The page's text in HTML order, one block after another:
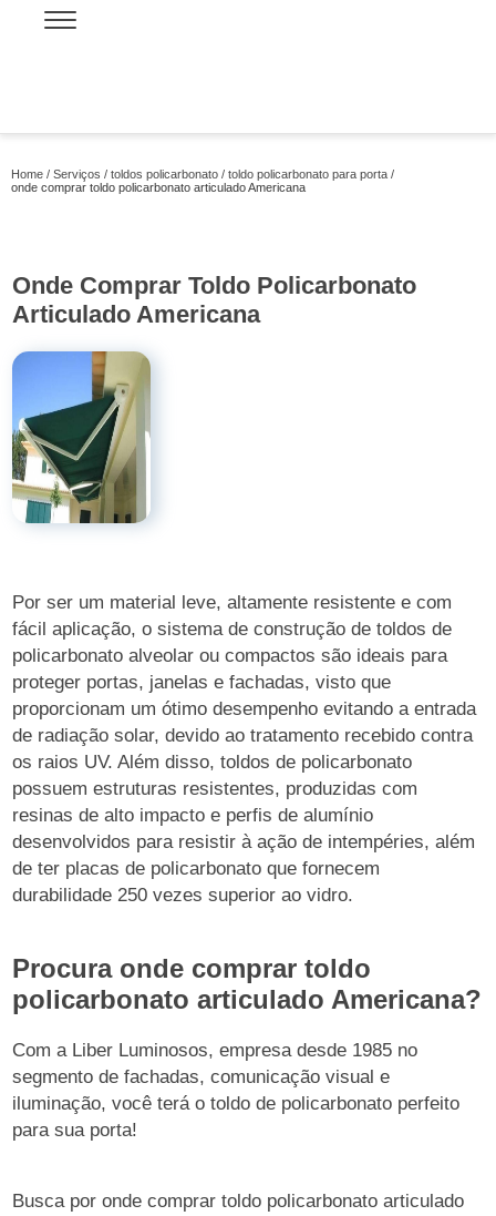
Home Serviços toldos policarbonato
toldo policarbonato para porta
onde comprar toldo policarbonato articulado Americana
Onde Comprar Toldo Policarbonato
Articulado Americana
Por ser um material leve, altamente resistente e com
fácil aplicação, o sistema de construção de toldos de
policarbonato alveolar ou compactos são ideais para
proteger portas, janelas e fachadas, visto que
proporcionam um ótimo desempenho evitando a entrada
de radiação solar, devido ao tratamento recebido contra
os raios UV. Além disso, toldos de policarbonato
possuem estruturas resistentes, produzidas com
resinas de alto impacto e perfis de alumínio
desenvolvidos para resistir à ação de intempéries, além
de ter placas de policarbonato que fornecem
durabilidade 250 vezes superior ao vidro.
Procura onde comprar toldo
policarbonato articulado Americana?
Com a Liber Luminosos, empresa desde 1985 no
segmento de fachadas, comunicação visual e
iluminação, você terá o toldo de policarbonato perfeito
para sua porta!
Busca por onde comprar toldo policarbonato articulado